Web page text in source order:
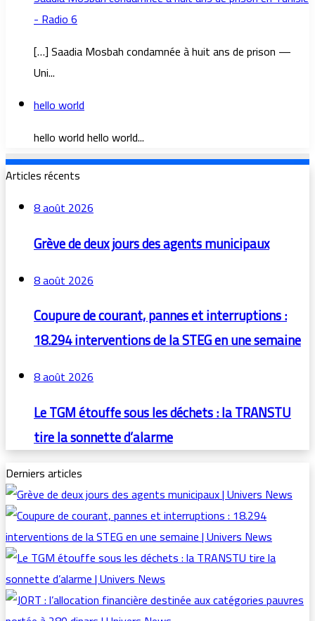
- Radio 6
[…] Saadia Mosbah condamnée à huit ans de prison —
Uni...
hello world
hello world hello world...
Articles récents
8 août 2026
Grève de deux jours des agents municipaux
8 août 2026
Coupure de courant, pannes et interruptions :
18.294 interventions de la STEG en une semaine
8 août 2026
Le TGM étouffe sous les déchets : la TRANSTU
tire la sonnette d’alarme
Derniers articles